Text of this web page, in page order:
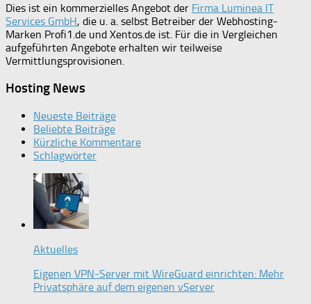
Dies ist ein kommerzielles Angebot der Firma Luminea IT
Services GmbH, die u. a. selbst Betreiber der Webhosting-
Marken Profi1.de und Xentos.de ist. Für die in Vergleichen
aufgeführten Angebote erhalten wir teilweise
Vermittlungsprovisionen.
Hosting News
Neueste Beiträge
Beliebte Beiträge
Kürzliche Kommentare
Schlagwörter
Aktuelles
Eigenen VPN-Server mit WireGuard einrichten: Mehr
Privatsphäre auf dem eigenen vServer